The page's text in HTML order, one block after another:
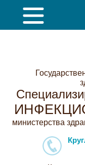
министерства